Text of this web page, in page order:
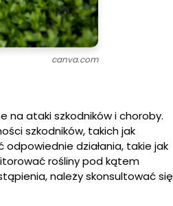
canva.com
na ataki szkodników i choroby.
szkodników, takich jak
działania, takie jak
rośliny pod kątem
należy skonsultować się